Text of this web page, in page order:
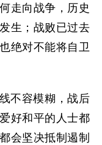
走向战争，历史
生；战败已过去
绝对不能将自卫
不容模糊，战后
好和平的人士都
会坚决抵制遏制